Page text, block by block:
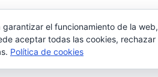
el funcionamiento de la web,
aceptar todas las cookies, rechazar
Política de cookies